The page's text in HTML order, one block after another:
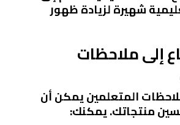
شهيرة لزيادة ظهور
إلى ملاحظات
المتعلمين يمكن أن
منتجاتك. يمكنك: